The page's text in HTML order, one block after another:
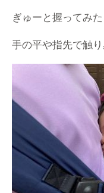
ぎゅーと握ってみた
手の平や指先で触